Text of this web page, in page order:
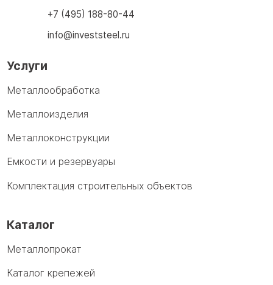
+7 (495) 188-80-44
info@investsteel.ru
Услуги
Металлообработка
Металлоизделия
Металлоконструкции
Емкости и резервуары
Комплектация строительных объектов
Каталог
Металлопрокат
Каталог крепежей